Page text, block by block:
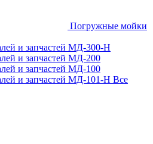
Погружные мойки
и запчастей МД-300-H
и запчастей МД-200
и запчастей МД-100
и запчастей МД-101-Н Все